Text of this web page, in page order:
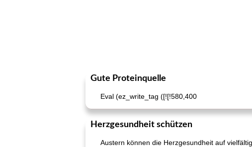
Gute Proteinquelle
Eval (ez_write_tag ([![!580,400
Herzgesundheit schützen
Austern können die Herzgesundheit auf